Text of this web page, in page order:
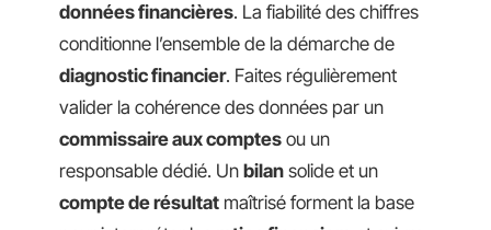
données financières. La fiabilité des chiffres
conditionne l’ensemble de la démarche de
diagnostic financier. Faites régulièrement
valider la cohérence des données par un
commissaire aux comptes ou un
responsable dédié. Un bilan solide et un
compte de résultat maîtrisé forment la base